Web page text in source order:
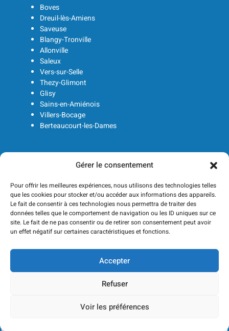
Gérer le consentement
Pour offrir les meilleures expériences, nous utilisons des technologies telles
que les cookies pour stocker et/ou accéder aux informations des appareils.
Le fait de consentir à ces technologies nous permettra de traiter des
données telles que le comportement de navigation ou les ID uniques sur ce
site. Le fait de ne pas consentir ou de retirer son consentement peut avoir
un effet négatif sur certaines caractéristiques et fonctions.
Accepter
Refuser
Voir les préférences
Boves
Dreuil-lès-Amiens
Saveuse
Blangy-Tronville
Allonville
Saleux
Vers-sur-Selle
Thezy-Glimont
Glisy
Sains-en-Amiénois
Villers-Bocage
Berteaucourt-les-Dames